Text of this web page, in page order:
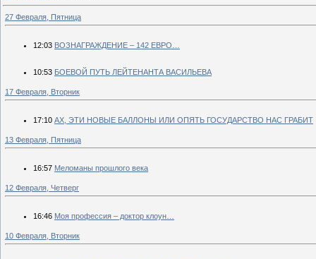
27 Февраля, Пятница
12:03 ВОЗНАГРАЖДЕНИЕ – 142 ЕВРО…
10:53 БОЕВОЙ ПУТЬ ЛЕЙТЕНАНТА ВАСИЛЬЕВА
17 Февраля, Вторник
17:10 АХ, ЭТИ НОВЫЕ БАЛЛОНЫ ИЛИ ОПЯТЬ ГОСУДАРСТВО НАС ГРАБИТ
13 Февраля, Пятница
16:57 Меломаны прошлого века
12 Февраля, Четверг
16:46 Моя профессия – доктор клоун…
10 Февраля, Вторник